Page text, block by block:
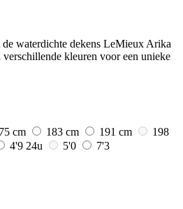
waterdichte dekens LeMieux Arika
kleuren voor een unieke
cm 183 cm 191 cm
198
4'9 24u 5'0
7'3